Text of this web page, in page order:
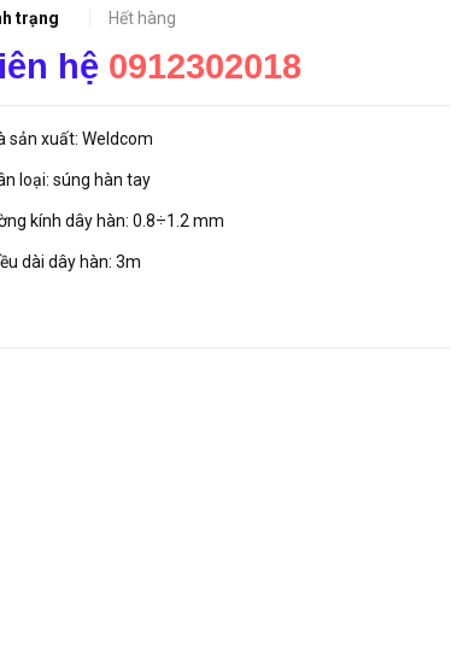
trạng
Hết hàng
hệ 0912302018
sản xuất: Weldcom
loại: súng hàn tay
kính dây hàn: 0.8÷1.2 mm
dài dây hàn: 3m